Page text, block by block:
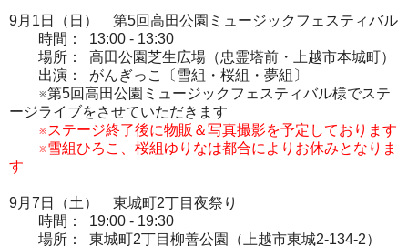
9月1日（日） 第5回高田公園ミュージックフェスティバル
時間： 13:00 - 13:30
場所： 高田公園芝生広場（忠霊塔前・上越市本城町）
出演： がんぎっこ〔雪組・桜組・夢組〕
※第5回高田公園ミュージックフェスティバル様でステ
ージライブをさせていただきます
※ステージ終了後に物販＆写真撮影を予定しております
※雪組ひろこ、桜組ゆりなは都合によりお休みとなりま
す
9月7日（土） 東城町2丁目夜祭り
時間： 19:00 - 19:30
場所： 東城町2丁目柳善公園（上越市東城2-134-2）